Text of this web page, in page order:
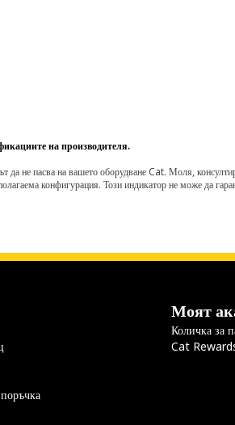
на производителя.
не пасва на вашето оборудване Cat. Моля,
конфигурация. Този индикатор не може да
Моят
Количка за
Cat